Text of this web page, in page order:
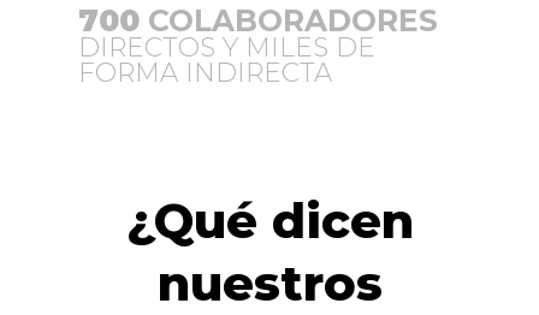
700 COLABORADORES
DIRECTOS Y MILES DE
FORMA INDIRECTA
¿Qué dicen
nuestros